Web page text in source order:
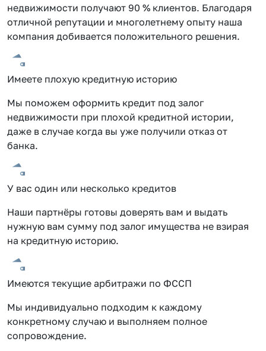
недвижимости получают 90 % клиентов. Благодаря
отличной репутации и многолетнему опыту наша
компания добивается положительного решения.
Имеете плохую кредитную историю
Мы поможем оформить кредит под залог
недвижимости при плохой кредитной истории,
даже в случае когда вы уже получили отказ от
банка.
У вас один или несколько кредитов
Наши партнёры готовы доверять вам и выдать
нужную вам сумму под залог имущества не взирая
на кредитную историю.
Имеются текущие арбитражи по ФССП
Мы индивидуально подходим к каждому
конкретному случаю и выполняем полное
сопровождение.